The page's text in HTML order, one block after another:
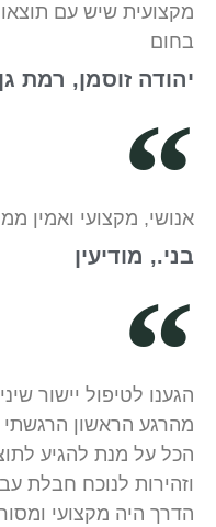
מקצועית שיש עם
בחום
יהודה זוסמן, רמת גן
אנושי, מקצועי ואמין
בני., מודיעין
הגענו לטיפול יישור
מהרגע הראשון הרגשתי
הכל על מנת להגיע
וזהירות לנוכח חבלת
הדרך היה מקצועי